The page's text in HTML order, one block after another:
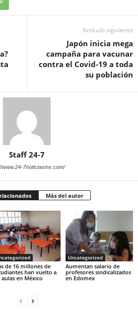
Artículo siguiente
Japón inicia mega
campaña para vacunar
contra el Covid-19 a toda
su población
Staff 24-7
www.24-7noticiasmx.com/
Más del autor
de 16 millones de
han vuelto a
aulas en México
Uncategorized
Aumentan salario de
profesores sindicalizados
en Edomex